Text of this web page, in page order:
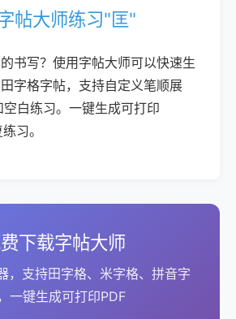
帖大师练习"匡"
书写？使用字帖大师可以快速生
字格字帖，支持自定义笔顺展
白练习。一键生成可打印
习。
下载字帖大师
，支持田字格、米字格、拼音字
一键生成可打印PDF